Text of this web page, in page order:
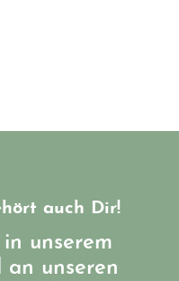
auch Dir!
unserem
an unseren